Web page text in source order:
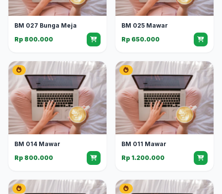
BM 027 Bunga Meja
Rp 800.000
BM 025 Mawar
Rp 650.000
BM 014 Mawar
Rp 800.000
BM 011 Mawar
Rp 1.200.000